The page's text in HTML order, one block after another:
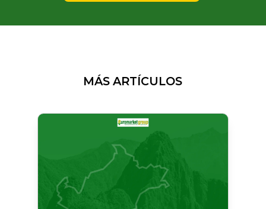
MÁS ARTÍCULOS